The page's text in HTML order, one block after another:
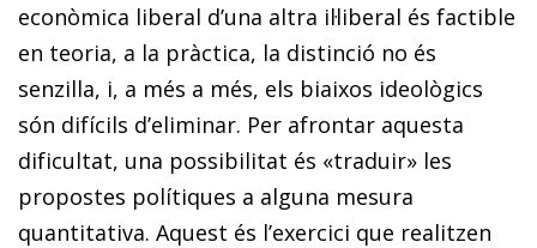
econòmica liberal d’una altra il·liberal és factible
en teoria, a la pràctica, la distinció no és
senzilla, i, a més a més, els biaixos ideològics
són difícils d’eliminar. Per afrontar aquesta
dificultat, una possibilitat és «traduir» les
propostes polítiques a alguna mesura
quantitativa. Aquest és l’exercici que realitzen